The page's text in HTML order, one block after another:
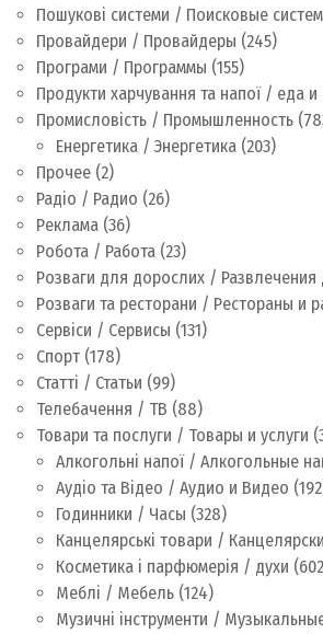
Пошукові системи / Поисковые
Провайдери / Провайдеры (245)
Програми / Программы (155)
Продукти харчування та напої / еда и
Промисловість / Промышленность
Енергетика / Энергетика (203)
Прочее (2)
Радіо / Радио (26)
Реклама (36)
Робота / Работа (23)
Розваги для дорослих /
Розваги та ресторани / Рестораны и
Сервіси / Сервисы (131)
Спорт (178)
Статті / Статьи (99)
Телебачення / ТВ (88)
Товари та послуги / Товары и услуги
Алкогольні напої / Алкогольные
Аудіо та Відео / Аудио и Видео
Годинники / Часы (328)
Канцелярські товари /
Косметика і парфюмерія / духи
Меблі / Мебель (124)
Музичні інструменти /